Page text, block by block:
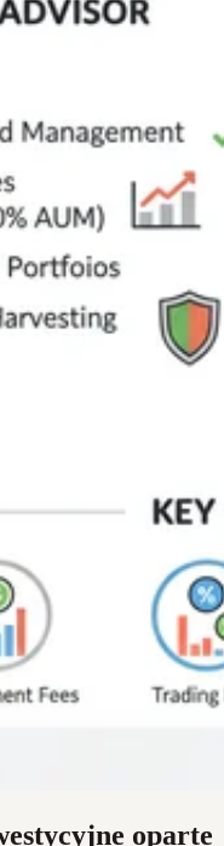
oparte